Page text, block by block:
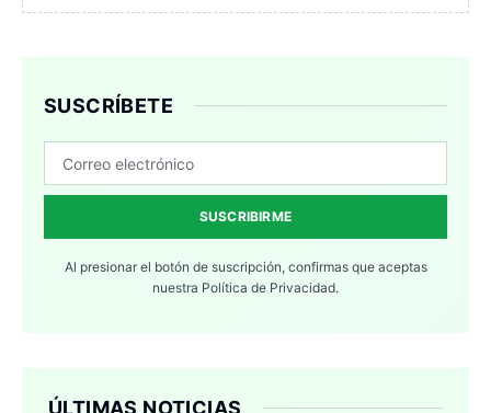
SUSCRÍBETE
SUSCRIBIRME
Al presionar el botón de suscripción, confirmas que aceptas
nuestra Política de Privacidad.